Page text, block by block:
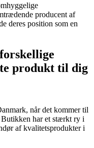
producent af
deres position som en
produkt til dig
når det kommer til
Butikken har et stærkt ry i
af kvalitetsprodukter i